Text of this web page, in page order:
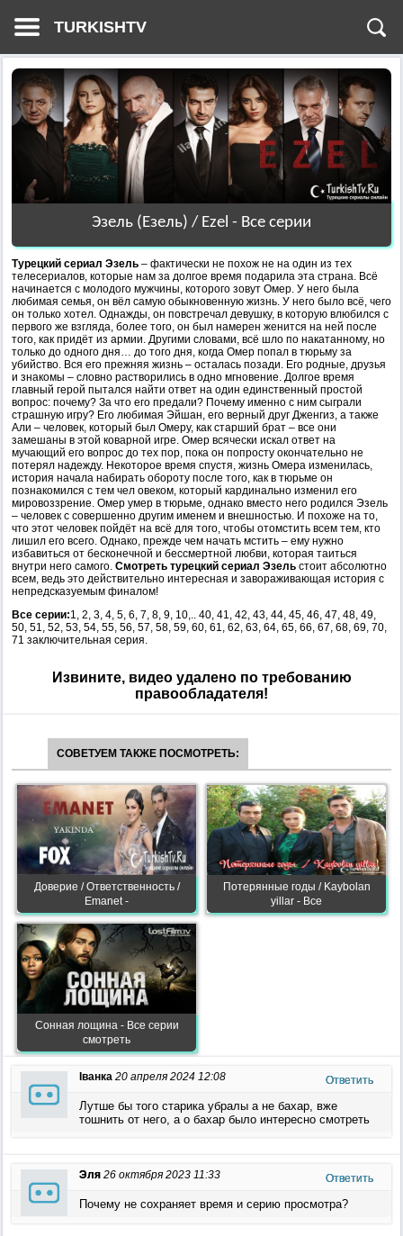
TURKISHTV
Эзель (Езель) / Ezel - Все серии
Турецкий сериал Эзель – фактически не похож не на один из тех
телесериалов, которые нам за долгое время подарила эта страна. Всё
начинается с молодого мужчины, которого зовут Омер. У него была
любимая семья, он вёл самую обыкновенную жизнь. У него было всё, чего
он только хотел. Однажды, он повстречал девушку, в которую влюбился с
первого же взгляда, более того, он был намерен женится на ней после
того, как придёт из армии. Другими словами, всё шло по накатанному, но
только до одного дня… до того дня, когда Омер попал в тюрьму за
убийство. Вся его прежняя жизнь – осталась позади. Его родные, друзья
и знакомы – словно растворились в одно мгновение. Долгое время
главный герой пытался найти ответ на один единственный простой
вопрос: почему? За что его предали? Почему именно с ним сыграли
страшную игру? Его любимая Эйшан, его верный друг Дженгиз, а также
Али – человек, который был Омеру, как старший брат – все они
замешаны в этой коварной игре. Омер всячески искал ответ на
мучающий его вопрос до тех пор, пока он попросту окончательно не
потерял надежду. Некоторое время спустя, жизнь Омера изменилась,
история начала набирать обороту после того, как в тюрьме он
познакомился с тем чел овеком, который кардинально изменил его
мировоззрение. Омер умер в тюрьме, однако вместо него родился Эзель
– человек с совершенно другим именем и внешностью. И похоже на то,
что этот человек пойдёт на всё для того, чтобы отомстить всем тем, кто
лишил его всего. Однако, прежде чем начать мстить – ему нужно
избавиться от бесконечной и бессмертной любви, которая таиться
внутри него самого. Смотреть турецкий сериал Эзель стоит абсолютно
всем, ведь это действительно интересная и завораживающая история с
непредсказуемым финалом!
Все серии:1, 2, 3, 4, 5, 6, 7, 8, 9, 10,.. 40, 41, 42, 43, 44, 45, 46, 47, 48, 49,
50, 51, 52, 53, 54, 55, 56, 57, 58, 59, 60, 61, 62, 63, 64, 65, 66, 67, 68, 69, 70,
71 заключительная серия.
Извините, видео удалено по требованию
правообладателя!
СОВЕТУЕМ ТАКЖЕ ПОСМОТРЕТЬ:
Доверие / Ответственность /
Emanet -
Потерянные годы / Kaybolan
yillar - Все
Сонная лощина - Все серии
смотреть
Іванка 20 апреля 2024 12:08 Ответить
Лутше бы того старика убралы а не бахар, вже
тошнить от него, а о бахар было интересно смотреть
Эля 26 октября 2023 11:33 Ответить
Почему не сохраняет время и серию просмотра?